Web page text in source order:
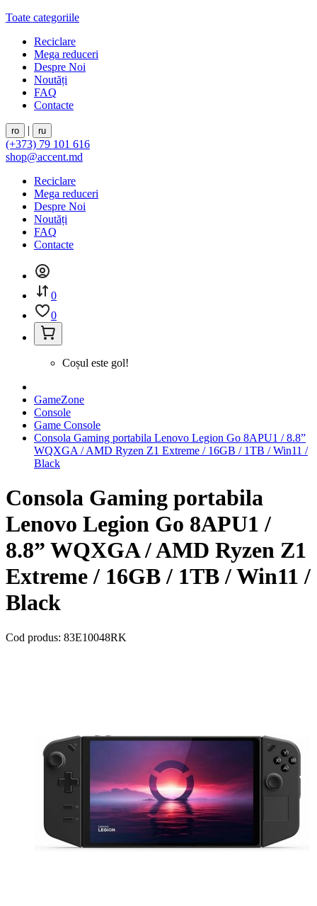
Toate categoriile
Reciclare
Mega reduceri
Despre Noi
Noutăți
FAQ
Contacte
ro | ru
(+373) 79 101 616
shop@accent.md
Reciclare
Mega reduceri
Despre Noi
Noutăți
FAQ
Contacte
0
0
Coșul este gol!
GameZone
Console
Game Console
Consola Gaming portabila Lenovo Legion Go 8APU1 / 8.8”
WQXGA / AMD Ryzen Z1 Extreme / 16GB / 1TB / Win11 /
Black
Consola Gaming portabila
Lenovo Legion Go 8APU1 /
8.8” WQXGA / AMD Ryzen Z1
Extreme / 16GB / 1TB / Win11 /
Black
Cod produs: 83E10048RK